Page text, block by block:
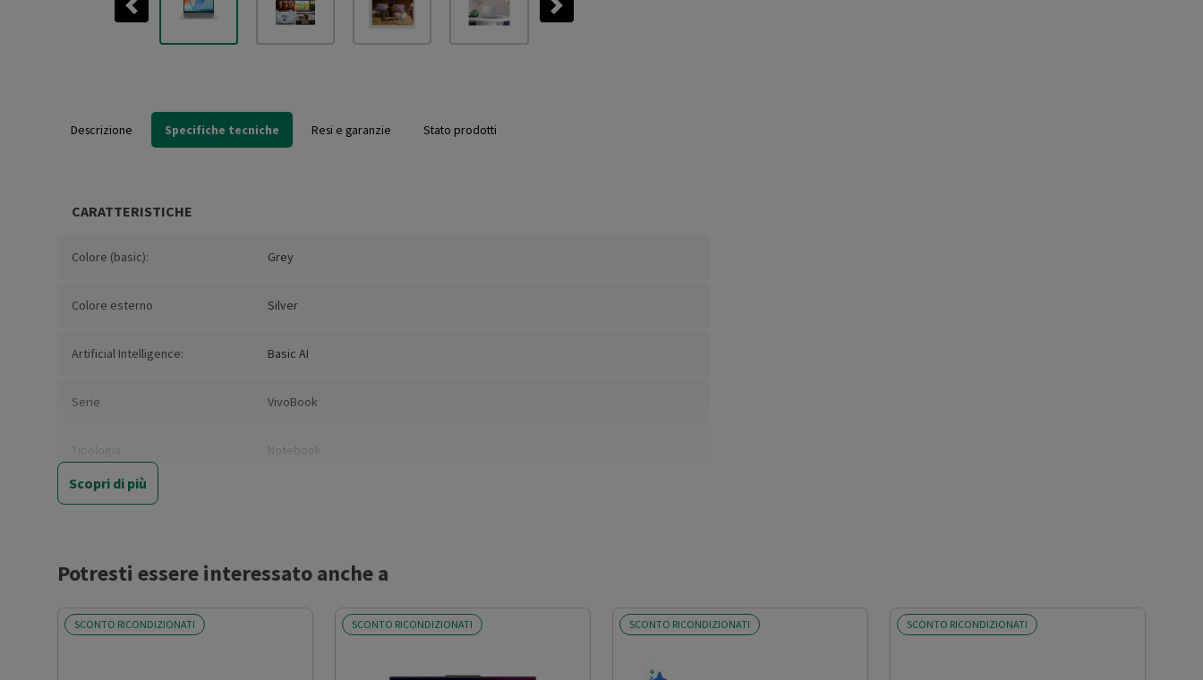
Previous Next
Descrizione Specifiche tecniche Resi e garanzie Stato prodotti
CARATTERISTICHE
Colore (basic): Grey
Colore esterno Silver
Artificial Intelligence: Basic AI
Serie VivoBook
Tipologia Notebook
Scopri di più
Potresti essere interessato anche a
SCONTO RICONDIZIONATI SCONTO RICONDIZIONATI SCONTO RICONDIZIONATI SCONTO RICONDIZIONATI